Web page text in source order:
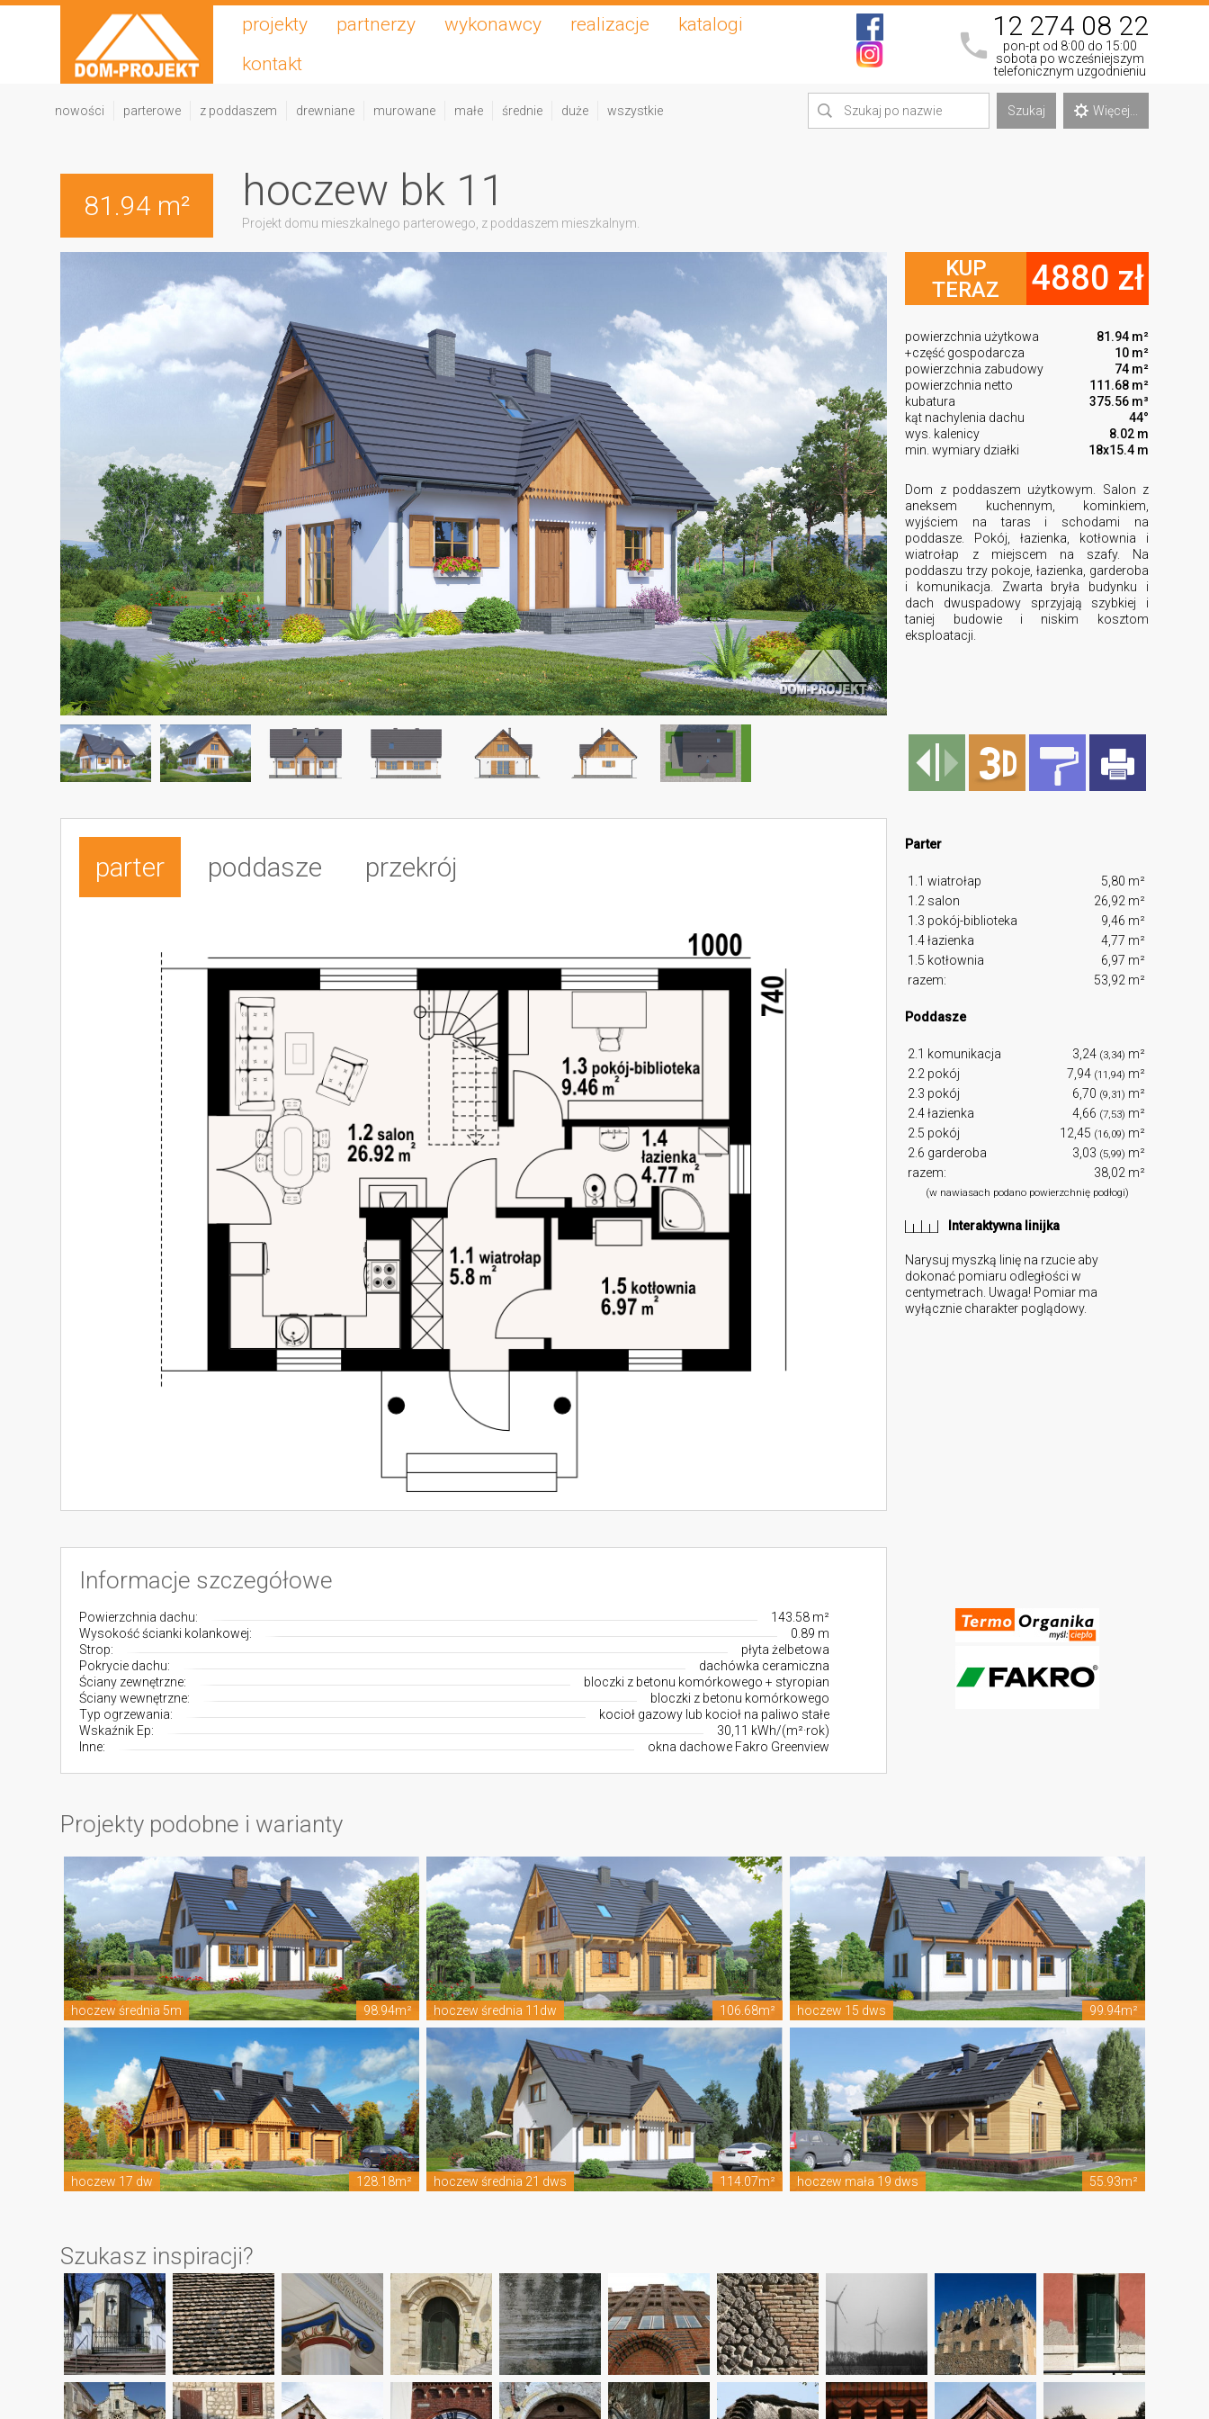
projekty partnerzy wykonawcy realizacje
katalogi
kontakt
12 274 08 22
pon-pt od 8:00 do 15:00
sobota po wcześniejszym
telefonicznym uzgodnieniu
nowości parterowe z poddaszem drewniane murowane małe średnie duże wszystkie Szukaj Więcej...
81.94 m² hoczew bk 11
Projekt domu mieszkalnego parterowego, z poddaszem mieszkalnym.
KUP
TERAZ
4880 zł
powierzchnia użytkowa
81.94 m²
+część gospodarcza
10 m²
powierzchnia zabudowy
74 m²
powierzchnia netto
111.68 m²
kubatura
375.56 m³
kąt nachylenia dachu
44°
wys. kalenicy
8.02 m
min. wymiary działki
18x15.4 m
Dom z poddaszem użytkowym. Salon z
aneksem kuchennym, kominkiem,
wyjściem na taras i schodami na
poddasze. Pokój, łazienka, kotłownia i
wiatrołap z miejscem na szafy. Na
poddaszu trzy pokoje, łazienka, garderoba
i komunikacja. Zwarta bryła budynku i
dach dwuspadowy sprzyjają szybkiej i
taniej budowie i niskim kosztom
eksploatacji.
parter poddasze przekrój
Parter
1.1 wiatrołap
5,80 m²
1.2 salon
26,92 m²
1.3 pokój-biblioteka
9,46 m²
1.4 łazienka
4,77 m²
1.5 kotłownia
6,97 m²
razem:
53,92 m²
Poddasze
2.1 komunikacja 3,24 (3,34) m²
2.2 pokój
7,94 (11,94) m²
2.3 pokój
6,70 (9,31) m²
2.4 łazienka
4,66 (7,53) m²
2.5 pokój
12,45 (16,09) m²
2.6 garderoba
3,03 (5,99) m²
razem:
38,02 m²
(w nawiasach podano powierzchnię podłogi)
Interaktywna linijka
Narysuj myszką linię na rzucie aby
dokonać pomiaru odległości w
centymetrach. Uwaga! Pomiar ma
wyłącznie charakter poglądowy.
Informacje szczegółowe
Powierzchnia dachu:
143.58 m²
Wysokość ścianki kolankowej:
0.89 m
Strop:
płyta żelbetowa
Pokrycie dachu:
dachówka ceramiczna
Ściany zewnętrzne:
bloczki z betonu komórkowego + styropian
Ściany wewnętrzne:
bloczki z betonu komórkowego
Typ ogrzewania:
kocioł gazowy lub kocioł na paliwo stałe
Wskaźnik Ep:
30,11 kWh/(m²·rok)
Inne:
okna dachowe Fakro Greenview
Projekty podobne i warianty
hoczew średnia 5m 98.94m² hoczew średnia 11dw 106.68m² hoczew 15 dws 99.94m²
hoczew 17 dw 128.18m² hoczew średnia 21 dws 114.07m² hoczew mała 19 dws 55.93m²
Szukasz inspiracji?